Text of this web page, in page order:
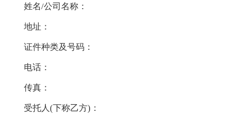
姓名/公司名称：
地址：
证件种类及号码：
电话：
传真：
受托人(下称乙方)：